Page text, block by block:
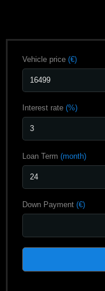
Vehicle price (€)
Interest rate (%)
Loan Term (month)
Down Payment (€)